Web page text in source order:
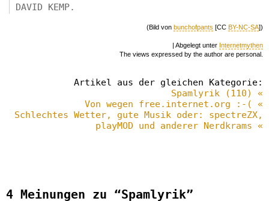
DAVID KEMP.
(Bild von bunchofpants [CC BY-NC-SA])
| Abgelegt unter Internetmythen
The views expressed by the author are personal.
Artikel aus der gleichen Kategorie:
Spamlyrik (110) «
Von wegen free.internet.org :-( «
Schlechtes Wetter, gute Musik oder: spectreZX,
playMOD und anderer Nerdkrams «
4 Meinungen zu “Spamlyrik”